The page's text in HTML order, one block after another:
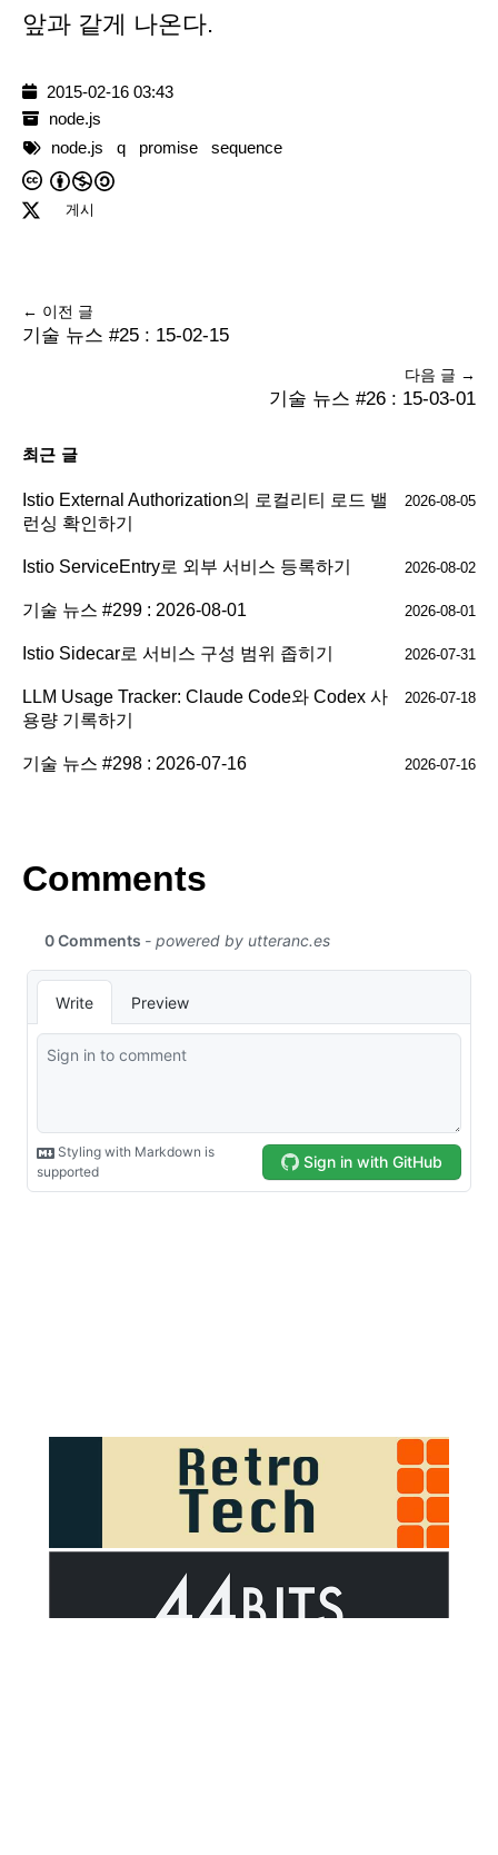
앞과 같게 나온다.
2015-02-16 03:43
node.js
node.js
q promise sequence
게시
← 이전 글
기술 뉴스 #25 : 15-02-15
다음 글 →
기술 뉴스 #26 : 15-03-01
최근 글
Istio External Authorization의 로컬리티 로드 밸
런싱 확인하기
2026-08-05
Istio ServiceEntry로 외부 서비스 등록하기 2026-08-02
기술 뉴스 #299 : 2026-08-01 2026-08-01
Istio Sidecar로 서비스 구성 범위 좁히기 2026-07-31
LLM Usage Tracker: Claude Code와 Codex 사
용량 기록하기
2026-07-18
기술 뉴스 #298 : 2026-07-16 2026-07-16
Comments